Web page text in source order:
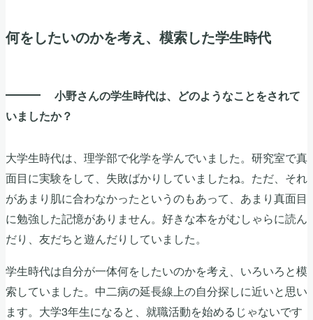
何をしたいのかを考え、模索した学生時代
小野さんの学生時代は、どのようなことをされて
いましたか？
大学生時代は、理学部で化学を学んでいました。研究室で真
面目に実験をして、失敗ばかりしていましたね。ただ、それ
があまり肌に合わなかったというのもあって、あまり真面目
に勉強した記憶がありません。好きな本をがむしゃらに読ん
だり、友だちと遊んだりしていました。
学生時代は自分が一体何をしたいのかを考え、いろいろと模
索していました。中二病の延長線上の自分探しに近いと思い
ます。大学3年生になると、就職活動を始めるじゃないです